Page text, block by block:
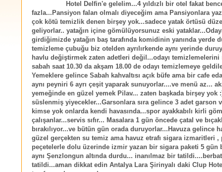
Hotel Delfin'e gelelim...4 yıldızlı bir otel fakat
fazla...Pansiyon falan olmalı diyeceğim ama Pansiyonlara
çok kötü temizlik denen birşey yok...sadece yatak örtüsü
geliyorlar.. yatağın içine gömülüyorsunuz eski
girdiğimizde yatağın baş tarafında komidinin yanında yerde
temizleme çubuğu biz otelden ayrılırkende aynı yerinde
havlu değiştirmek zaten adetleri değil...odayı temizlemelerini
sabah saat 10.30 da akşam 18.00 de odayı temizlemeye
Yemeklere gelince Sabah kahvaltısı açık büfe ama bir cafe
aynı peyniri 6 ayrı çeşit yaparak sunuyorlar....ve menü az...
yemeğinde en güzel yemek Pilav... zaten başkada birşey yok
süslenmiş yiyecekler...Garsonlara sıra gelince 3 adet garson
kimse yok onlarda kendi havasında...spor ayakkabılı kirli
çalışanlar...servis sıfır... Masalara 1 gün öncede çatal ve
bırakılıyor...ve bütün gün orada duruyorlar...Havuza gelince
güzel gerçekten su temiz ama havuz etrafı sigara izmaritleri ,
peçetelerle dolu üzerinde izmir yazan bir sigara paketi 5 gün
aynı Şenzlongun altında durdu... inanılmaz bir
tatildi...aman dikkat edin Antalya Lara Şirinyalı daki Clup